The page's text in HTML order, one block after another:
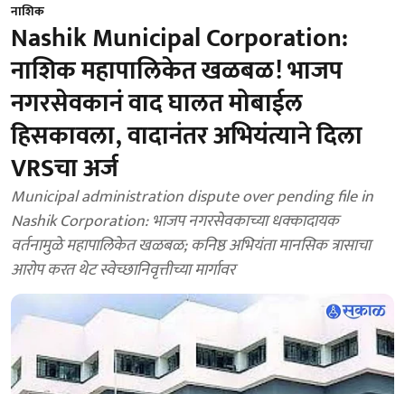
नाशिक
Nashik Municipal Corporation:
नाशिक महापालिकेत खळबळ! भाजप
नगरसेवकानं वाद घालत मोबाईल
हिसकावला, वादानंतर अभियंत्याने दिला
VRSचा अर्ज
Municipal administration dispute over pending file in
Nashik Corporation: भाजप नगरसेवकाच्या धक्कादायक
वर्तनामुळे महापालिकेत खळबळ; कनिष्ठ अभियंता मानसिक त्रासाचा
आरोप करत थेट स्वेच्छानिवृत्तीच्या मार्गावर